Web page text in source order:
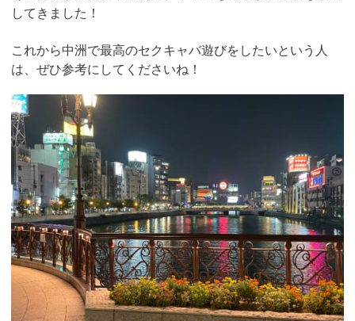
してきました！
これから中洲で最高のセクキャバ遊びをしたいという人
は、ぜひ参考にしてくださいね！